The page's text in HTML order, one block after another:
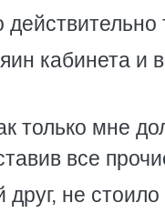
кабинета и
только мне
все
не